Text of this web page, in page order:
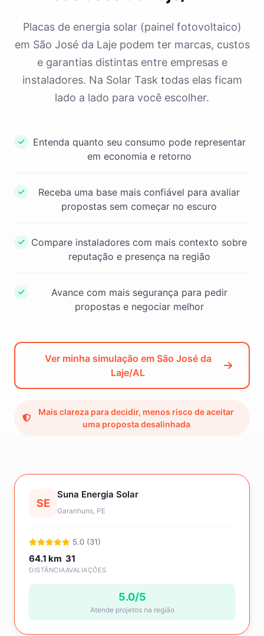
SE
Suna Energia Solar
Garanhuns, PE
5.0 (31)
64.1 km
DISTÂNCIA
31
AVALIAÇÕES
5.0/5
Atende projetos na região
Placas de energia solar (painel fotovoltaico)
em São José da Laje podem ter marcas, custos
e garantias distintas entre empresas e
instaladores. Na Solar Task todas elas ficam
lado a lado para você escolher.
Entenda quanto seu consumo pode representar
em economia e retorno
Receba uma base mais confiável para avaliar
propostas sem começar no escuro
Compare instaladores com mais contexto sobre
reputação e presença na região
Avance com mais segurança para pedir
propostas e negociar melhor
Ver minha simulação em São José da
Laje/AL
Mais clareza para decidir, menos risco de aceitar
uma proposta desalinhada